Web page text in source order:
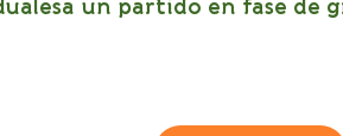
un partido en fase de